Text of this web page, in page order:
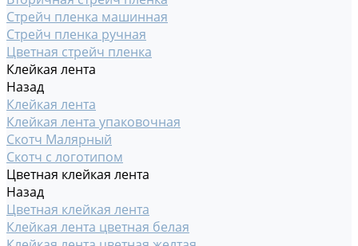
Стрейч пленка машинная
Стрейч пленка ручная
Цветная стрейч пленка
Клейкая лента
Назад
Клейкая лента
Клейкая лента упаковочная
Скотч Малярный
Скотч с логотипом
Цветная клейкая лента
Назад
Цветная клейкая лента
Клейкая лента цветная белая